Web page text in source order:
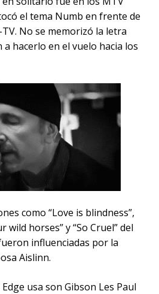
el tema Numb en frente de
No se memorizó la letra
hacerlo en el vuelo hacia los
como “Love is blindness”,
wild horses” y “So Cruel” del
influenciadas por la
Aislinn.
usa son Gibson Les Paul